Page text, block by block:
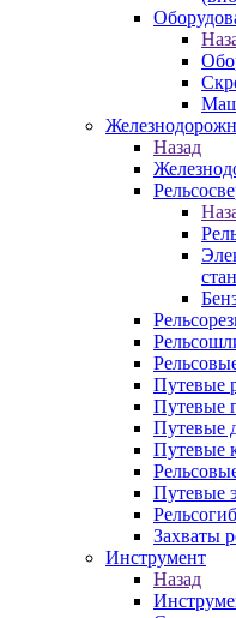
Назад
Путевые
Путевые
Путевые
Путевые
Путевые
Захваты
Инструмент
Назад